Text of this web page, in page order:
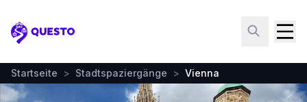
Questo
Startseite > Stadtspaziergänge > Vienna